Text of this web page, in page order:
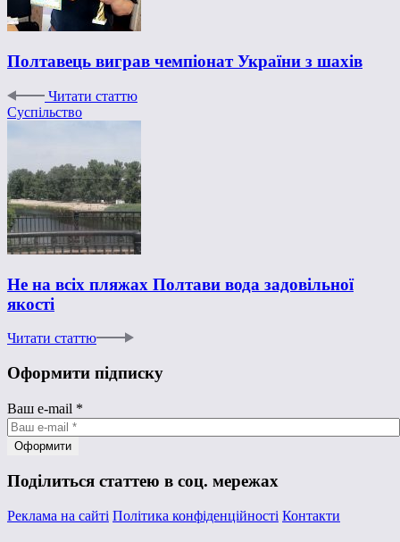
Полтавець виграв чемпіонат України з шахів
Читати статтю
Суспільство
Не на всіх пляжах Полтави вода задовільної
якості
Читати статтю
Оформити підписку
Ваш e-mail *
Поділиться статтею в соц. мережах
Реклама на сайті Політика конфіденційності Контакти